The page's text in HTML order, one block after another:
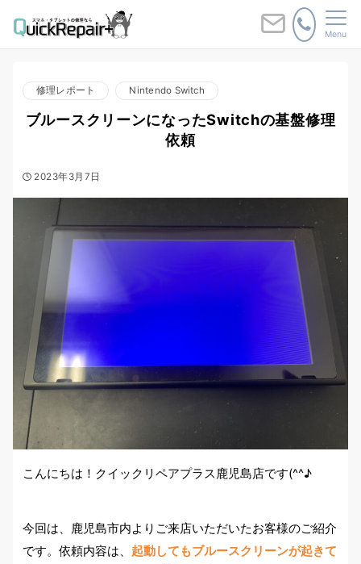
Menu
修理レポート Nintendo Switch
ブルースクリーンになったSwitchの基盤修理
依頼
2023年3月7日
こんにちは！クイックリペアプラス鹿児島店です(^^♪
今回は、鹿児島市内よりご来店いただいたお客様のご紹介
です。依頼内容は、 起動してもブルースクリーンが起きて